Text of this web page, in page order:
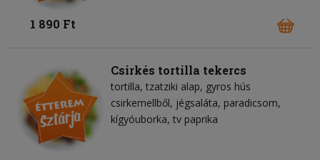
1 890 Ft
Csirkés tortilla tekercs
tortilla tzatziki alap gyros hús
csirkemellből jégsaláta paradicsom
kígyóuborka tv paprika